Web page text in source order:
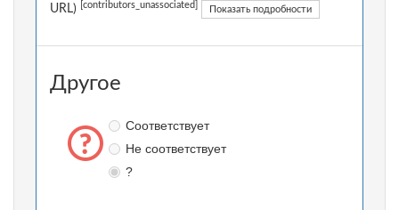
URL)
[contributors_unassociated] Показать подробности
Другое
Соответствует
Не соответствует
?